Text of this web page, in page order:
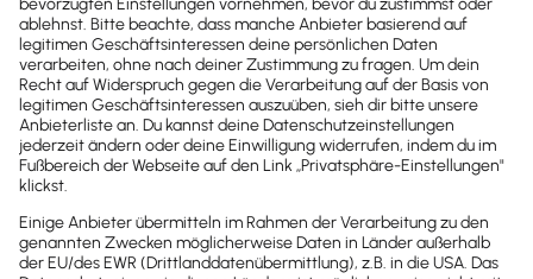
Newsletter
Brandheiße
News direkt in
dein Postfach
wichtige News zu
Gesetzesänderungen,